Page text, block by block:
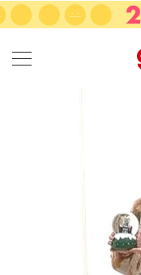
カテゴリーから探す
カテゴリ
サイズ